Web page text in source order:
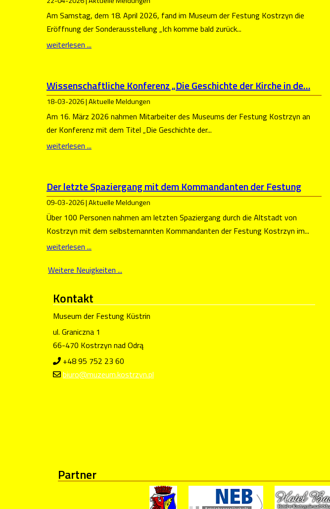
Am Samstag, dem 18. April 2026, fand im Museum der Festung Kostrzyn die
Eröffnung der Sonderausstellung „Ich komme bald zurück...
weiterlesen ...
Wissenschaftliche Konferenz „Die Geschichte der Kirche in de…
18-03-2026 | Aktuelle Meldungen
Am 16. März 2026 nahmen Mitarbeiter des Museums der Festung Kostrzyn an
der Konferenz mit dem Titel „Die Geschichte der...
weiterlesen ...
Der letzte Spaziergang mit dem Kommandanten der Festung
09-03-2026 | Aktuelle Meldungen
Über 100 Personen nahmen am letzten Spaziergang durch die Altstadt von
Kostrzyn mit dem selbsternannten Kommandanten der Festung Kostrzyn im...
weiterlesen ...
Weitere Neuigkeiten ...
Kontakt
Museum der Festung Küstrin
ul. Graniczna 1
66-470 Kostrzyn nad Odrą
+48 95 752 23 60
biuro@muzeum.kostrzyn.pl
Partner